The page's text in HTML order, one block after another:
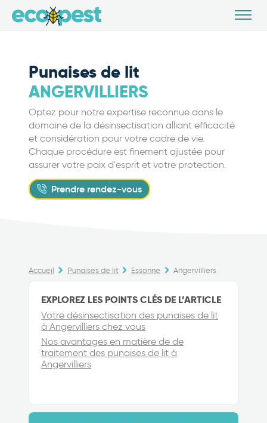
Punaises de lit
ANGERVILLIERS
Optez pour notre expertise reconnue dans le
domaine de la désinsectisation alliant efficacité
et considération pour votre cadre de vie.
Chaque procédure est finement ajustée pour
assurer votre paix d'esprit et votre protection.
Prendre rendez-vous
Accueil Punaises de lit Essonne Angervilliers
EXPLOREZ LES POINTS CLÉS DE L’ARTICLE
Votre désinsectisation des punaises de lit
à Angervilliers chez vous
Nos avantages en matière de de
traitement des punaises de lit à
Angervilliers